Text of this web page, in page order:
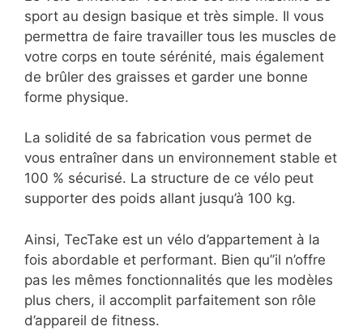
sport au design basique et très simple. Il vous
permettra de faire travailler tous les muscles de
votre corps en toute sérénité, mais également
de brûler des graisses et garder une bonne
forme physique.
La solidité de sa fabrication vous permet de
vous entraîner dans un environnement stable et
100 % sécurisé. La structure de ce vélo peut
supporter des poids allant jusqu’à 100 kg.
Ainsi, TecTake est un vélo d’appartement à la
fois abordable et performant. Bien qu’’il n’offre
pas les mêmes fonctionnalités que les modèles
plus chers, il accomplit parfaitement son rôle
d’appareil de fitness.